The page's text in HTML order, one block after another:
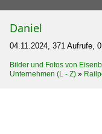
Daniel
04.11.2024, 371 Aufrufe,
Bilder und Fotos von
Unternehmen (L - Z) »